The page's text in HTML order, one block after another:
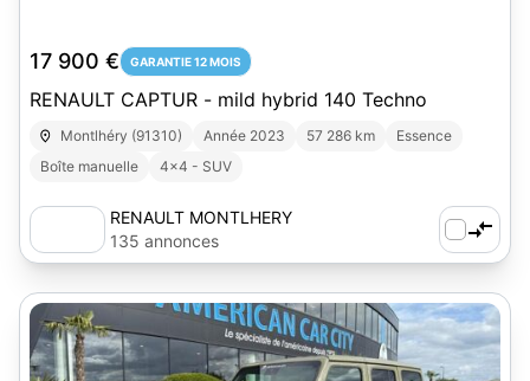
17 900 € GARANTIE 12 MOIS
RENAULT CAPTUR - mild hybrid 140 Techno
Montlhéry (91310) Année 2023 57 286 km
Essence
Boîte manuelle
4x4 - SUV
RENAULT MONTLHERY
135 annonces